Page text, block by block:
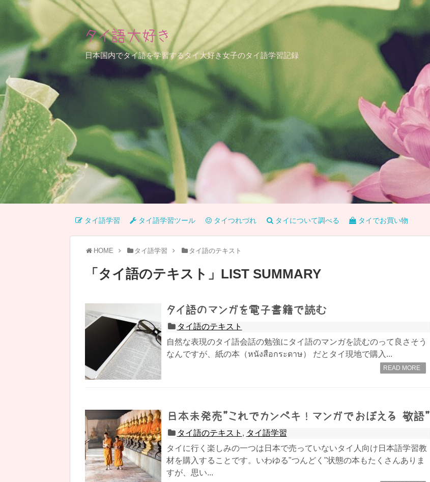
タイ語大好き
日本国内でタイ語を学習するタイ大好き女子のタイ語学習記録
タイ語学習 タイ語学習ツール タイつれづれ タイについて調べる タイでお買い物
HOME タイ語学習 タイ語のテキスト
「 タイ語のテキスト 」 LIST SUMMARY
タイ語のマンガを電子書籍で読む
タイ語のテキスト
自然な表現のタイ語会話の勉強にタイ語のマンガを読むのって良さそう
なんですが、紙の本（หนังสือกระดาษ） だとタイ現地で購入...
READ MORE
日本未発売”これでカンペキ！マンガでおぼえる 敬語”
タイ語のテキスト , タイ語学習
タイに行く楽しみの一つは日本で売っていないタイ人向け日本語学習教
材を購入することです。いわゆる"つんどく"状態の本もたくさんありま
すが、思い...